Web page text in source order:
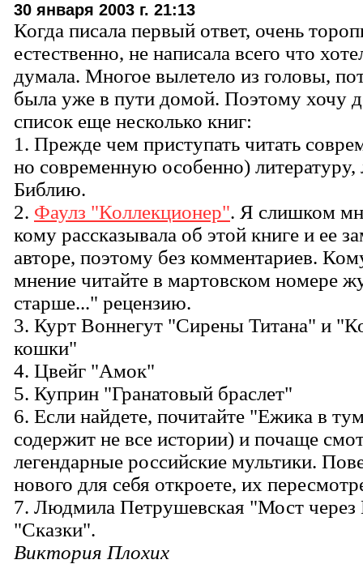
30 января 2003 г. 21:13
Когда писала первый ответ, очень
естественно, не написала всего что
думала. Многое вылетело из головы,
была уже в пути домой. Поэтому хочу
список еще несколько книг:
1. Прежде чем приступать читать
но современную особенно) литературу,
Библию.
2. Фаулз "Коллекционер". Я слишком
кому рассказывала об этой книге и ее
авторе, поэтому без комментариев.
мнение читайте в мартовском номере
старше..." рецензию.
3. Курт Воннегут "Сирены Титана" и
кошки"
4. Цвейг "Амок"
5. Куприн "Гранатовый браслет"
6. Если найдете, почитайте "Ежика в
содержит не все истории) и почаще
легендарные российские мультики.
нового для себя откроете, их
7. Людмила Петрушевская "Мост через
"Сказки".
Виктория Плохих